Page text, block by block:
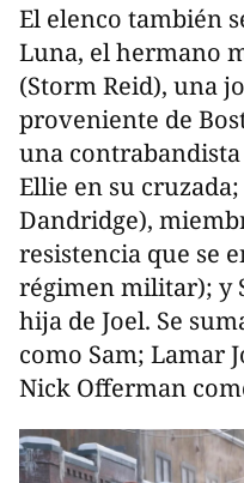
El elenco también
Luna, el hermano
(Storm Reid), una
proveniente de
una
Ellie en su
Dandridge),
resistencia que se
régimen militar); y
hija de Joel. Se
como Sam; Lamar
Nick Offerman